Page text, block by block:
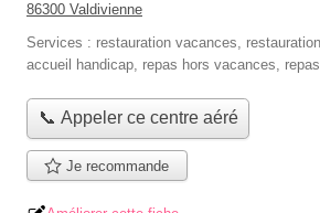
86300 Valdivienne
Services : restauration vacances,
accueil handicap, repas hors vacances,
📞 Appeler ce centre aéré
Je recommande